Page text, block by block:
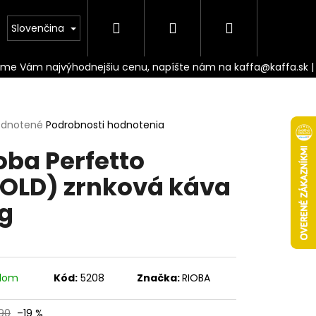
Doprava
Slovenčina Hľadať PrihlásenieNákupný
košík
Podrobnosti hodnotenia
Perfetto
zrnková káva
Kód: 5208 Značka:RIOBA
–19 %
Nasledujúce